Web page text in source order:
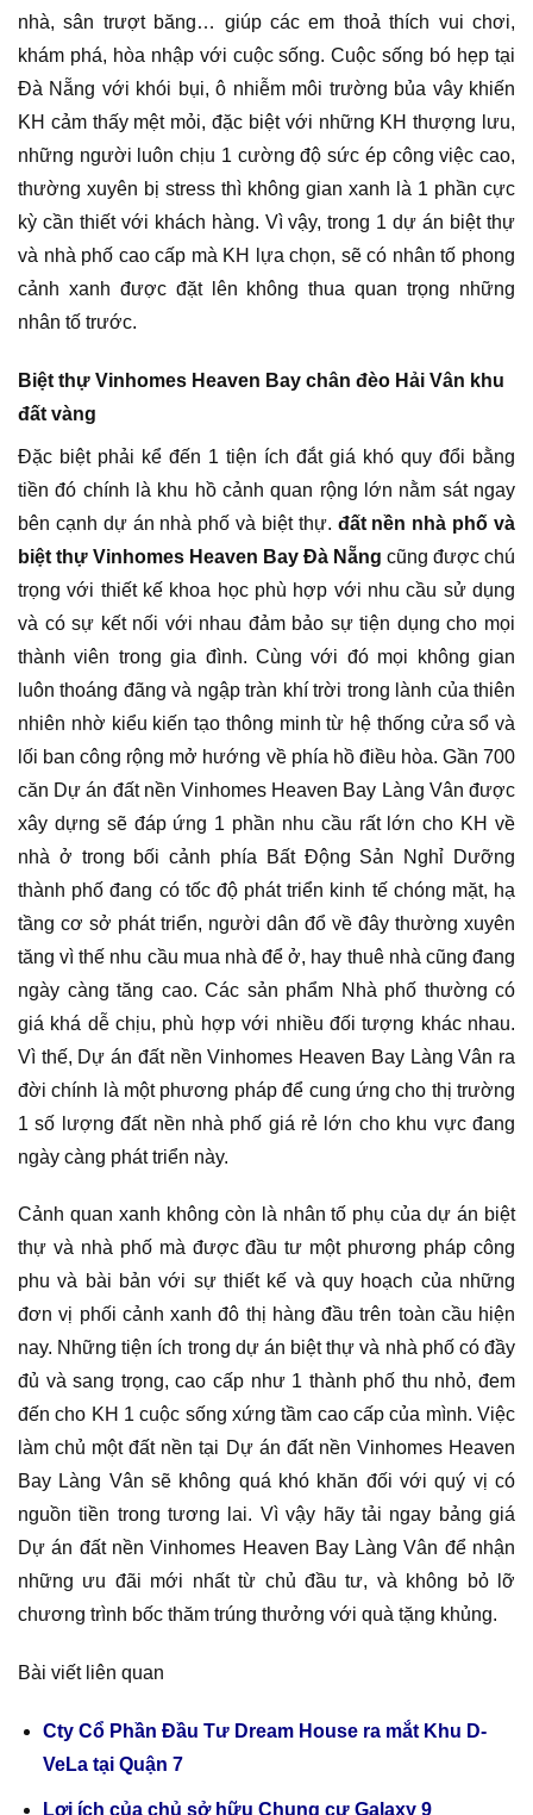
nhà, sân trượt băng… giúp các em thoả thích vui chơi,
khám phá, hòa nhập với cuộc sống. Cuộc sống bó hẹp tại
Đà Nẵng với khói bụi, ô nhiễm môi trường bủa vây khiến
KH cảm thấy mệt mỏi, đặc biệt với những KH thượng lưu,
những người luôn chịu 1 cường độ sức ép công việc cao,
thường xuyên bị stress thì không gian xanh là 1 phần cực
kỳ cần thiết với khách hàng. Vì vậy, trong 1 dự án biệt thự
và nhà phố cao cấp mà KH lựa chọn, sẽ có nhân tố phong
cảnh xanh được đặt lên không thua quan trọng những
nhân tố trước.
Biệt thự Vinhomes Heaven Bay chân đèo Hải Vân khu
đất vàng
Đặc biệt phải kể đến 1 tiện ích đắt giá khó quy đổi bằng
tiền đó chính là khu hồ cảnh quan rộng lớn nằm sát ngay
bên cạnh dự án nhà phố và biệt thự. đất nền nhà phố và
biệt thự Vinhomes Heaven Bay Đà Nẵng cũng được chú
trọng với thiết kế khoa học phù hợp với nhu cầu sử dụng
và có sự kết nối với nhau đảm bảo sự tiện dụng cho mọi
thành viên trong gia đình. Cùng với đó mọi không gian
luôn thoáng đãng và ngập tràn khí trời trong lành của thiên
nhiên nhờ kiểu kiến tạo thông minh từ hệ thống cửa sổ và
lối ban công rộng mở hướng về phía hồ điều hòa. Gần 700
căn Dự án đất nền Vinhomes Heaven Bay Làng Vân được
xây dựng sẽ đáp ứng 1 phần nhu cầu rất lớn cho KH về
nhà ở trong bối cảnh phía Bất Động Sản Nghỉ Dưỡng
thành phố đang có tốc độ phát triển kinh tế chóng mặt, hạ
tầng cơ sở phát triển, người dân đổ về đây thường xuyên
tăng vì thế nhu cầu mua nhà để ở, hay thuê nhà cũng đang
ngày càng tăng cao. Các sản phẩm Nhà phố thường có
giá khá dễ chịu, phù hợp với nhiều đối tượng khác nhau.
Vì thế, Dự án đất nền Vinhomes Heaven Bay Làng Vân ra
đời chính là một phương pháp để cung ứng cho thị trường
1 số lượng đất nền nhà phố giá rẻ lớn cho khu vực đang
ngày càng phát triển này.
Cảnh quan xanh không còn là nhân tố phụ của dự án biệt
thự và nhà phố mà được đầu tư một phương pháp công
phu và bài bản với sự thiết kế và quy hoạch của những
đơn vị phối cảnh xanh đô thị hàng đầu trên toàn cầu hiện
nay. Những tiện ích trong dự án biệt thự và nhà phố có đầy
đủ và sang trọng, cao cấp như 1 thành phố thu nhỏ, đem
đến cho KH 1 cuộc sống xứng tầm cao cấp của mình. Việc
làm chủ một đất nền tại Dự án đất nền Vinhomes Heaven
Bay Làng Vân sẽ không quá khó khăn đối với quý vị có
nguồn tiền trong tương lai. Vì vậy hãy tải ngay bảng giá
Dự án đất nền Vinhomes Heaven Bay Làng Vân để nhận
những ưu đãi mới nhất từ chủ đầu tư, và không bỏ lỡ
chương trình bốc thăm trúng thưởng với quà tặng khủng.
Bài viết liên quan
Cty Cổ Phần Đầu Tư Dream House ra mắt Khu D-
VeLa tại Quận 7
Lợi ích của chủ sở hữu Chung cư Galaxy 9